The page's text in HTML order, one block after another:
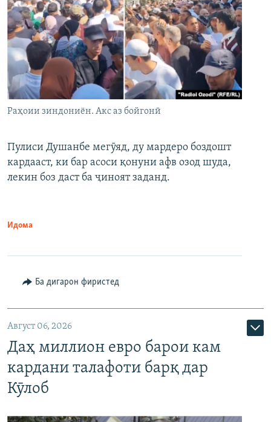
Раҳоии зиндониён. Акс аз бойгонӣ
Пулиси Душанбе мегӯяд, ду мардеро боздошт
кардааст, ки бар асоси қонуни афв озод шуда,
лекин боз даст ба ҷиноят заданд.
Идома
Ба дигарон фиристед
Август 06, 2026
Даҳ миллион евро барои кам
кардани талафоти барқ дар
Кӯлоб